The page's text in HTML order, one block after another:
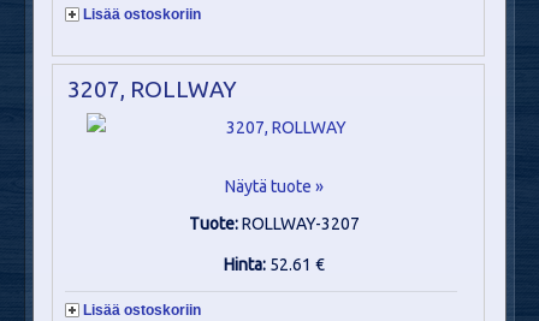
Lisää ostoskoriin
3207, ROLLWAY
Näytä tuote »
Tuote:ROLLWAY-3207
Hinta: 52.61 €
Lisää ostoskoriin